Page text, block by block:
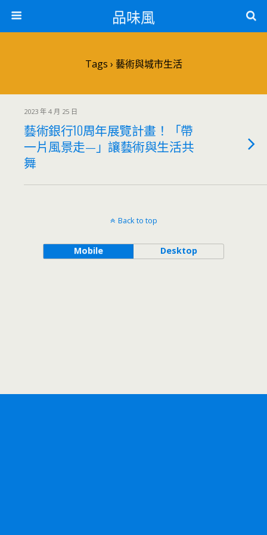
品味風
Tags › 藝術與城市生活
2023 年 4 月 25 日
藝術銀行10周年展覽計畫！「帶
一片風景走—」讓藝術與生活共
舞
Back to top
Mobile Desktop